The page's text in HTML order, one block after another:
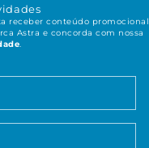
receber conteúdo promocional
Astra e concorda com nossa